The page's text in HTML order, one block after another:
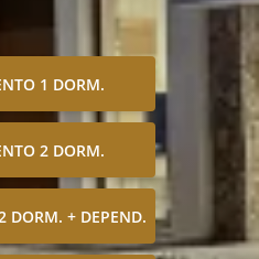
1 DORM.
2 DORM.
DORM. + DEPEND.